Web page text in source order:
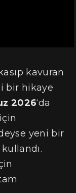
kavuran
bir hikaye
2026‘da
yeni bir